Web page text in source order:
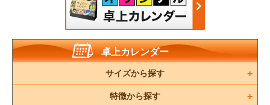
卓上カレンダー
サイズから探す
特徴から探す